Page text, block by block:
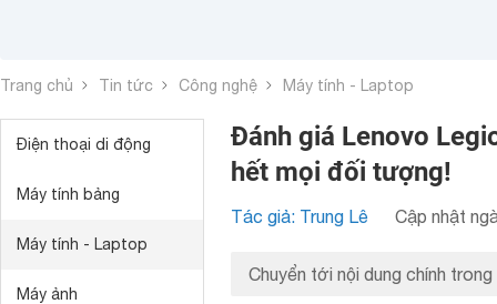
Trang chủ Tin tức Công nghệ Máy tính - Laptop
Điện thoại di động
Máy tính bảng
Máy tính - Laptop
Máy ảnh
Đánh giá Lenovo
hết mọi đối tượng!
Tác giả: Trung Lê Cập nhật
Chuyển tới nội dung chính trong